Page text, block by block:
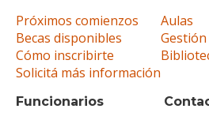
Próximos comienzos
Becas disponibles
Cómo inscribirte
Solicitá más información
Aulas
Gestión
Funcionarios